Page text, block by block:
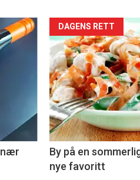
nær
Forsiden
akkurat
nå
-
5
DAGENS RETT
By på en
nye favoritt